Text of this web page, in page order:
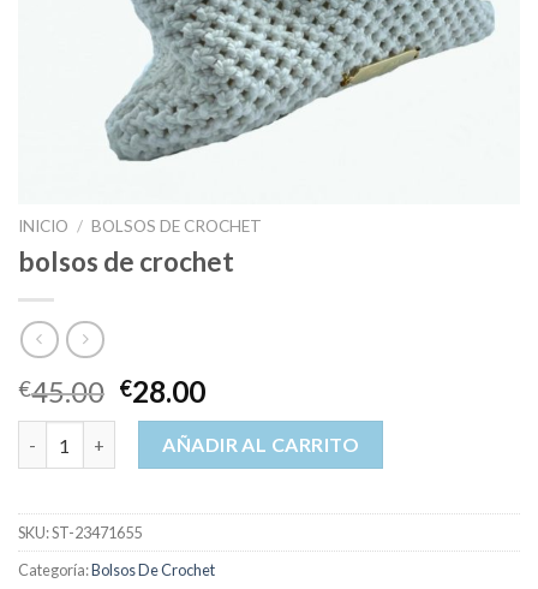
INICIO / BOLSOS DE CROCHET
bolsos de crochet
€45.00 €28.00
bolsos de crochet cantidadAÑADIR AL CARRITO
SKU:ST-23471655
Categoría:Bolsos De Crochet